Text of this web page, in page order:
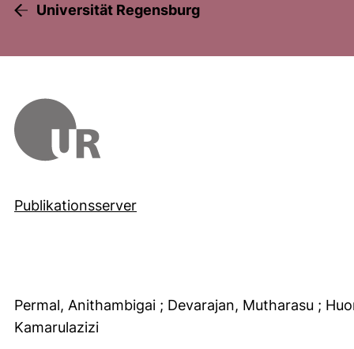
Universität Regensburg
Publikationsserver
Permal, Anithambigai ; Devarajan, Mutharasu ;
Kamarulazizi